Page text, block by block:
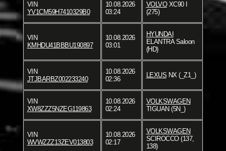
VIN
YV1CM59H7410329B0
10.08.2026
03:24
VOLVOXC90 I
(275)
VIN
KMHDU41BBBU190897
10.08.2026
03:01
HYUNDAI
ELANTRA Saloon
(HD)
VIN
JTJBARBZ002233240
10.08.2026
02:36
LEXUS NX (_Z1_)
VIN
XW8ZZZ5NZEG119863
10.08.2026
02:24
VOLKSWAGEN
TIGUAN (5N_)
VIN
WVWZZZ13ZEV013803
10.08.2026
02:17
VOLKSWAGEN
SCIROCCO (137,
138)